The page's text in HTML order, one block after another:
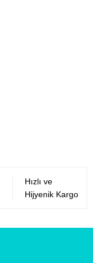
Hızlı ve
Hijyenik Kargo